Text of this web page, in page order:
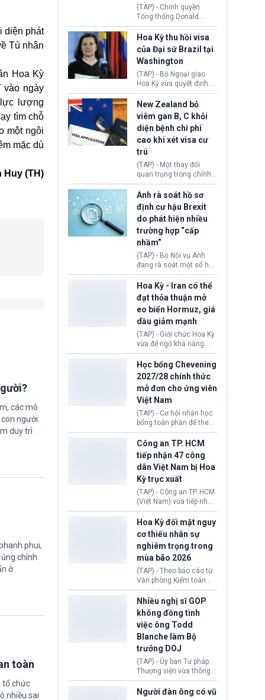
diện phát
Tù nhân
Hoa Kỳ
vào ngày
lực lượng
tìm chỗ
một ngôi
mặc dù
Huy (TH)
các mô
người.
duy trì
phui,
chính
ở
toàn
tổ chức
nhiều sai
(TAP) - Chính quyền
Tổng thống Donald
Trump đã hoàn trả
khoảng 100 tỷ USD thuế
quan từng thu theo Đạo
luật Quyền hạn Kinh tế
Khẩn cấp Quốc tế
(IEEPA). Động thái này
diễn ra sau phán quyết
hồi tháng 2 bởi Tòa án
Tối cao Hoa Kỳ
(SCOTUS) khi tuyên bố,
việc áp thuế diện rộng là
hoàn toàn bất hợp pháp.
Hoa Kỳ thu hồi visa
của Đại sứ Brazil tại
Washington
(TAP) - Bộ Ngoại giao
Hoa Kỳ vừa quyết định
thu hồi thị thực (visa)
của bà Maria Luiza
Ribeiro Viotti - Đại sứ
Brazil tại Washington.
Động thái trên diễn ra
trong bối cảnh tranh
chấp ngoại giao giữa
chính quyền Tổng thống
Donald Trump và chính
phủ cánh tả Tổng thống
da Silva đang leo thang
gay gắt.
New Zealand bỏ
viêm gan B, C khỏi
diện bệnh chi phí
cao khi xét visa cư
trú
(TAP) - Một thay đổi
quan trọng trong chính
sách nhập cư của New
Zealand đang mở ra
thêm cơ hội cho nhiều
người muốn định cư. Từ
nay, người mắc viêm
gan B hoặc viêm gan C
sẽ không còn bị mặc
định không đáp ứng tiêu
chuẩn sức khỏe chỉ vì
chi phí điều trị khi nộp hồ
Anh rà soát hồ sơ
định cư hậu Brexit
do phát hiện nhiều
trường hợp “cấp
nhầm”
(TAP) - Bộ Nội vụ Anh
đang rà soát một số hồ
sơ thuộc Chương trình
Định cư EU (EU
Settlement Scheme -
EUSS) sau khi xác định
có trường hợp được cấp
quy chế cư trú hậu
Brexit “do nhầm lẫn”.
Động thái này làm dấy
lên lo ngại về việc thực
thi Thỏa thuận Rút khỏi
Liên minh châu Âu
(Withdrawal
Agreement).
Hoa Kỳ - Iran có thể
đạt thỏa thuận mở
eo biển Hormuz, giá
dầu giảm mạnh
(TAP) - Giới chức Hoa Kỳ
vừa để ngỏ khả năng
sớm đạt thỏa thuận với
Iran nhằm mở lại eo biển
Hormuz, mở đường cho
việc khôi phục hoạt
động hàng hải. Những
tín hiệu ngoại giao tích
cực này lập tức tác động
đến thị trường năng
lượng, kéo giá dầu thế
giới lùi sâu xuống dưới
mức 80 USD/thùng.
Học bổng Chevening
2027/28 chính thức
mở đơn cho ứng viên
Việt Nam
(TAP) - Cơ hội nhận học
bổng toàn phần để theo
học chương trình thạc sĩ
tại Vương quốc Anh đã
chính thức quay trở lại.
Học bổng Chevening
2027/28 của Chính phủ
Anh vừa mở cổng ứng
tuyển dành riêng ứng
viên Việt Nam, hỗ trợ
toàn bộ chi phí học tập
cùng nhiều quyền lợi
trong suốt một năm
học.
Công an TP. HCM
tiếp nhận 47 công
dân Việt Nam bị Hoa
Kỳ trục xuất
(TAP) - Công an TP. HCM
(Việt Nam) vừa tiếp nhận
47 công dân Việt Nam bị
Hoa Kỳ trục xuất về
nước. Đây là đợt có số
lượng lớn nhất từ đầu
năm 2026 đến nay, phản
ánh xu hướng gia tăng
các trường hợp trục
xuất.
Hoa Kỳ đối mặt nguy
cơ thiếu nhân sự
nghiêm trọng trong
mùa bão 2026
(TAP) - Theo báo cáo từ
Văn phòng Kiểm toán
Chính phủ (GAO), Cơ
quan Quản lý Khẩn cấp
Liên bang (FEMA) thuộc
Bộ An ninh Nội địa Hoa
Kỳ (DHS) đang đối mặt
nguy cơ thiếu hụt lực
lượng trầm trọng. Điều
này cần được đặc biệt
chú ý bởi nếu các siêu
bão đổ bộ Hoa Kỳ ở nửa
lượng ứng phó “mỏng”
Nhiều nghị sĩ GOP
không đồng tình
việc ông Todd
Blanche làm Bộ
trưởng DOJ
(TAP) - Ủy ban Tư pháp
Thượng viện vừa thông
qua đề cử ông Todd
Blanche làm Bộ trưởng
Người đàn ông có vũ